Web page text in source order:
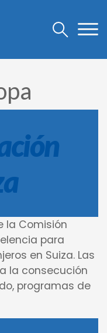
la Comisión
para
en Suiza. Las
la consecución
programas de